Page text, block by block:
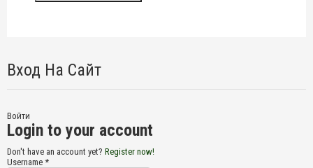
Вход На Сайт
Войти
Login to your account
Don't have an account yet? Register now!
Username *